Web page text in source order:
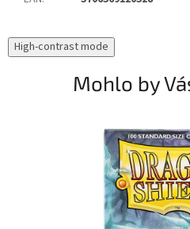
High-contrast mode
Mohlo by